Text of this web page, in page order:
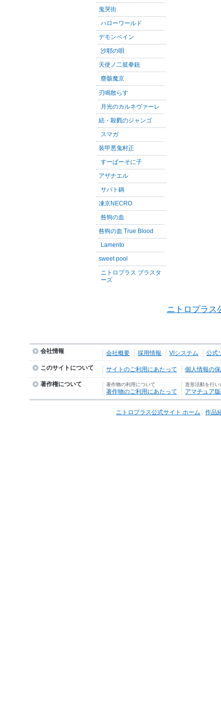
鬼哭街
ハローワールド
デモンベイン
沙耶の唄
天使ノ二挺拳銃
塵骸魔京
刃鳴散らす
月光のカルネヴァーレ
続・殺戮のジャンゴ
スマガ
装甲悪鬼村正
すーぱーそに子
アザナエル
サバト鍋
凍京NECRO
咎狗の血
咎狗の血 True Blood
Lamento
sweet pool
ニトロプラス ブラスタ
ーズ
ニトロプラス
会社情報 会社概要 採用情報 VIシステム 公式
このサイトについて サイトのご利用にあたって 個人情報の
著作権について 著作物の利用について
著作物のご利用にあたって
造形活動を行い
アマチュア
ニトロプラス公式サイト ホーム 作品